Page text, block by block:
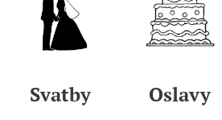
Svatby Oslavy